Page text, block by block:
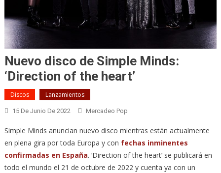
Nuevo disco de Simple Minds:
‘Direction of the heart’
Discos Lanzamientos
15 De Junio De 2022 Mercadeo Pop
Simple Minds anuncian nuevo disco mientras están actualmente
en plena gira por toda Europa y con fechas inminentes
confirmadas en España. ‘Direction of the heart’ se publicará en
todo el mundo el 21 de octubre de 2022 y cuenta ya con un